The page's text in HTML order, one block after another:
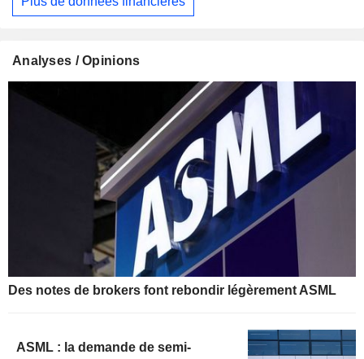
Analyses / Opinions
Des notes de brokers font rebondir légèrement ASML
ASML : la demande de semi-